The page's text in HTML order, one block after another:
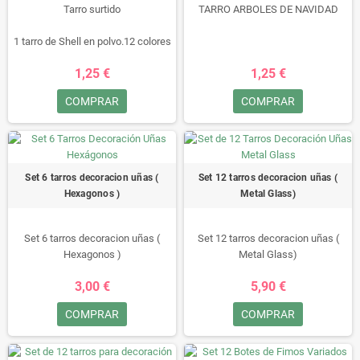
Tarro surtido
1 tarro de Shell en polvo.12 colores
Hace que sus uñas se vean
elegante y especial.
Compatible con uñas naturales y
artificiales y fácil de aplicar.
Ideal tanto para profesional
especialista de uñas o aprendices
1,25 €
COMPRAR
TARRO ARBOLES DE NAVIDAD
1,25 €
COMPRAR
Set 6 tarros decoracion uñas (
Hexagonos )
Set 6 tarros decoracion uñas (
Hexagonos )
3,00 €
COMPRAR
Set 12 tarros decoracion uñas (
Metal Glass)
Set 12 tarros decoracion uñas (
Metal Glass)
5,90 €
COMPRAR